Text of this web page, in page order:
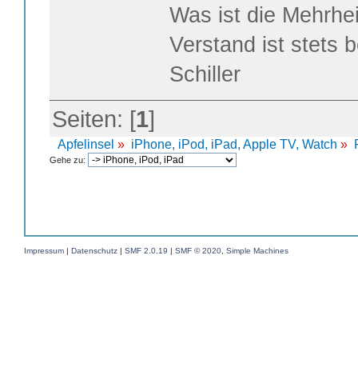
Was ist die
Verstand ist stets
Schiller
Seiten: [1]
Apfelinsel » iPhone, iPod, iPad, Apple TV, Watch »
Gehe zu:
Impressum Datenschutz SMF 2.0.19 SMF © 2020, Simple Machines